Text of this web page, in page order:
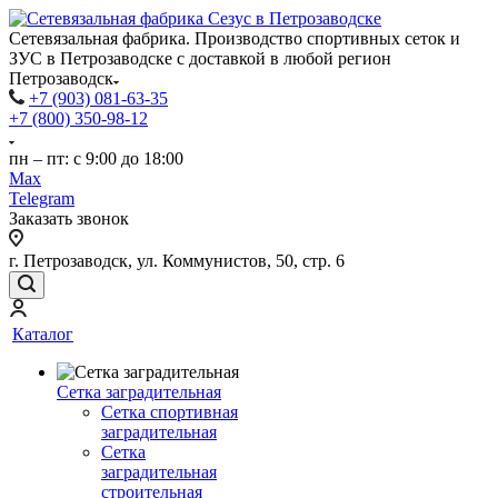
Сетевязальная фабрика. Производство спортивных сеток и
ЗУС в Петрозаводске с доставкой в любой регион
Петрозаводск
+7 (903) 081-63-35
+7 (800) 350-98-12
пн – пт: с 9:00 до 18:00
Max
Telegram
Заказать звонок
г. Петрозаводск, ул. Коммунистов, 50, стр. 6
Каталог
Сетка заградительная
Сетка спортивная
заградительная
Сетка
заградительная
строительная